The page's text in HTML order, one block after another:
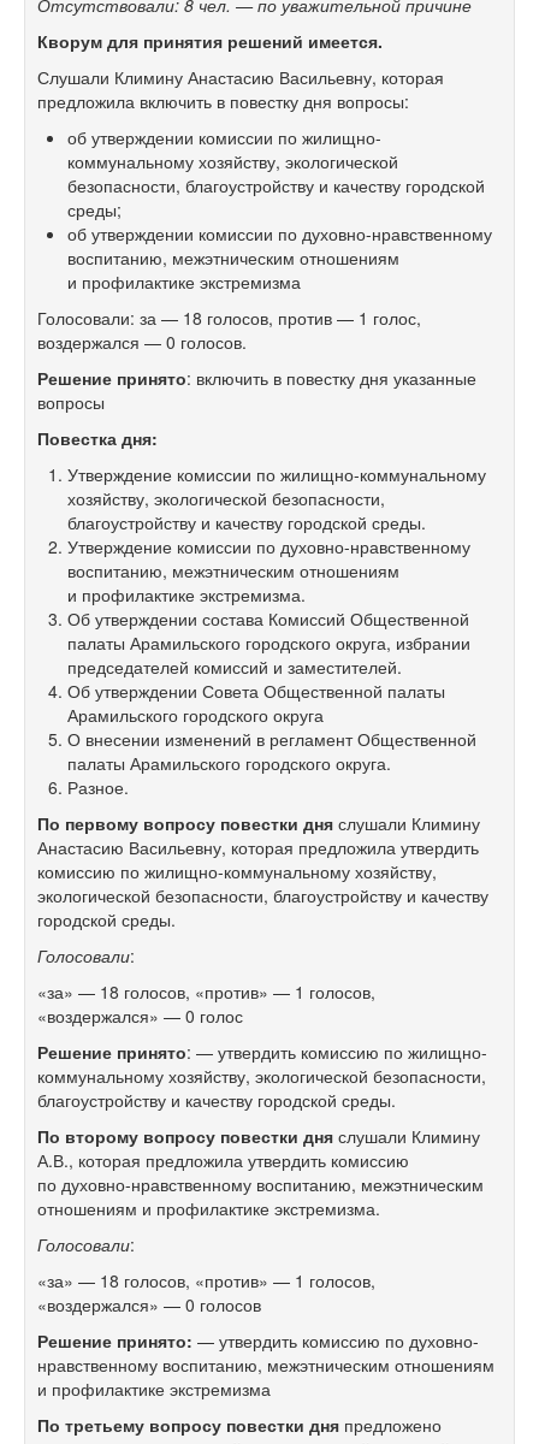
Отсутствовали: 8 чел. — по уважительной причине
Кворум для принятия решений имеется.
Слушали Климину Анастасию Васильевну, которая
предложила включить в повестку дня вопросы:
об утверждении комиссии по жилищно-
коммунальному хозяйству, экологической
безопасности, благоустройству и качеству городской
среды;
об утверждении комиссии по духовно-нравственному
воспитанию, межэтническим отношениям
и профилактике экстремизма
Голосовали: за — 18 голосов, против — 1 голос,
воздержался — 0 голосов.
Решение принято: включить в повестку дня указанные
вопросы
Повестка дня:
Утверждение комиссии по жилищно-коммунальному
хозяйству, экологической безопасности,
благоустройству и качеству городской среды.
Утверждение комиссии по духовно-нравственному
воспитанию, межэтническим отношениям
и профилактике экстремизма.
Об утверждении состава Комиссий Общественной
палаты Арамильского городского округа, избрании
председателей комиссий и заместителей.
Об утверждении Совета Общественной палаты
Арамильского городского округа
О внесении изменений в регламент Общественной
палаты Арамильского городского округа.
Разное.
По первому вопросу повестки дня слушали Климину
Анастасию Васильевну, которая предложила утвердить
комиссию по жилищно-коммунальному хозяйству,
экологической безопасности, благоустройству и качеству
городской среды.
Голосовали:
«за» — 18 голосов, «против» — 1 голосов,
«воздержался» — 0 голос
Решение принято: — утвердить комиссию по жилищно-
коммунальному хозяйству, экологической безопасности,
благоустройству и качеству городской среды.
По второму вопросу повестки дня слушали Климину
А.В., которая предложила утвердить комиссию
по духовно-нравственному воспитанию, межэтническим
отношениям и профилактике экстремизма.
Голосовали:
«за» — 18 голосов, «против» — 1 голосов,
«воздержался» — 0 голосов
Решение принято: — утвердить комиссию по духовно-
нравственному воспитанию, межэтническим отношениям
и профилактике экстремизма
По третьему вопросу повестки дня предложено